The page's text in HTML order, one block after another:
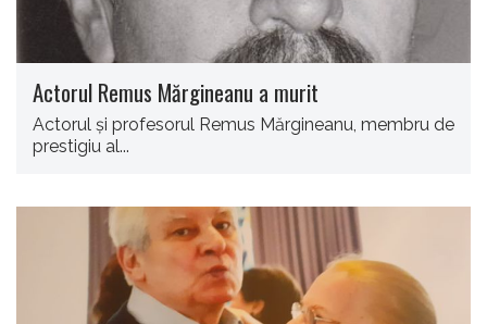
Actorul Remus Mărgineanu a murit
Actorul şi profesorul Remus Mărgineanu, membru de
prestigiu al...